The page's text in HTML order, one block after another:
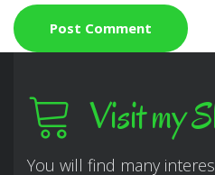
Visit my
You will find many